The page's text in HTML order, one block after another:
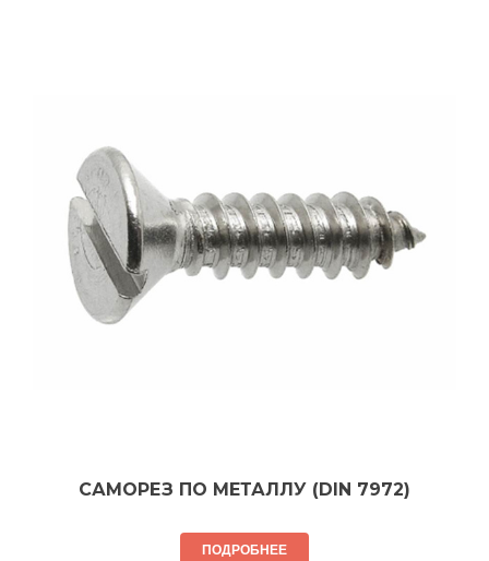
САМОРЕЗ ПО МЕТАЛЛУ (DIN 7972)
ПОДРОБНЕЕ